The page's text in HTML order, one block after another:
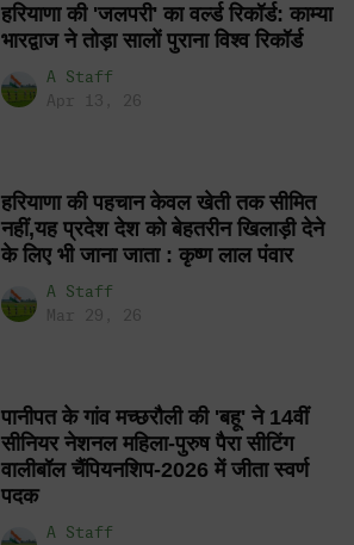
हरियाणा की 'जलपरी' का वर्ल्ड रिकॉर्ड: काम्या
भारद्वाज ने तोड़ा सालों पुराना विश्व रिकॉर्ड
A Staff
Apr 13, 26
हरियाणा की पहचान केवल खेती तक सीमित
नहीं,यह प्रदेश देश को बेहतरीन खिलाड़ी देने
के लिए भी जाना जाता : कृष्ण लाल पंवार
A Staff
Mar 29, 26
पानीपत के गांव मच्छरौली की 'बहू' ने 14वीं
सीनियर नेशनल महिला-पुरुष पैरा सीटिंग
वालीबॉल चैंपियनशिप-2026 में जीता स्वर्ण
पदक
A Staff